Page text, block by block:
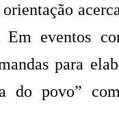
eventos
para
do povo”